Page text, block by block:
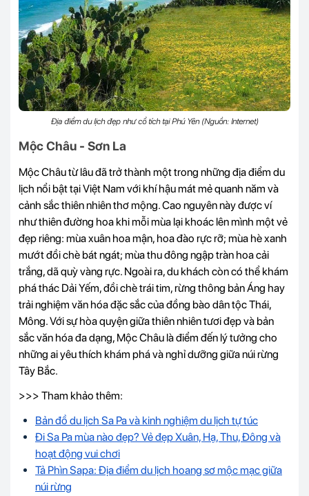
Địa điểm du lịch đẹp như cổ tích tại Phú Yên (Nguồn: Internet)
Mộc Châu - Sơn La
Mộc Châu từ lâu đã trở thành một trong những địa điểm du
lịch nổi bật tại Việt Nam với khí hậu mát mẻ quanh năm và
cảnh sắc thiên nhiên thơ mộng. Cao nguyên này được ví
như thiên đường hoa khi mỗi mùa lại khoác lên mình một vẻ
đẹp riêng: mùa xuân hoa mận, hoa đào rực rỡ; mùa hè xanh
mướt đồi chè bát ngát; mùa thu đông ngập tràn hoa cải
trắng, dã quỳ vàng rực. Ngoài ra, du khách còn có thể khám
phá thác Dải Yếm, đồi chè trái tim, rừng thông bản Áng hay
trải nghiệm văn hóa đặc sắc của đồng bào dân tộc Thái,
Mông. Với sự hòa quyện giữa thiên nhiên tươi đẹp và bản
sắc văn hóa đa dạng, Mộc Châu là điểm đến lý tưởng cho
những ai yêu thích khám phá và nghỉ dưỡng giữa núi rừng
Tây Bắc.
>>> Tham khảo thêm:
Bản đồ du lịch Sa Pa và kinh nghiệm du lịch tự túc
Đi Sa Pa mùa nào đẹp? Vẻ đẹp Xuân, Hạ, Thu, Đông và
hoạt động vui chơi
Tả Phìn Sapa: Địa điểm du lịch hoang sơ mộc mạc giữa
núi rừng